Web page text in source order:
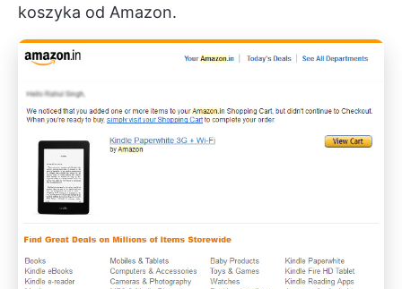
koszyka od Amazon.